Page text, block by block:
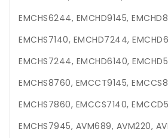
EMCHS6244, EMCHD9145,
EMCHS7140, EMCHD7244,
EMCHS7244, EMCHD6140,
EMCHS8760, EMCCT9145,
EMCHS7860, EMCCS7140,
EMCHS7945, AVM689, AVM220,